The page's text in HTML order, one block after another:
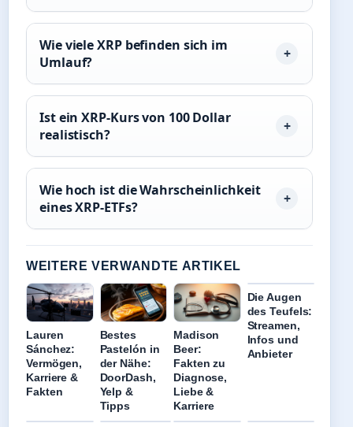
Wie viele XRP befinden sich im
Umlauf?
Ist ein XRP-Kurs von 100 Dollar
realistisch?
Wie hoch ist die Wahrscheinlichkeit
eines XRP-ETFs?
WEITERE VERWANDTE ARTIKEL
Lauren
Sánchez:
Vermögen,
Karriere &
Fakten
Bestes
Pastelón in
der Nähe:
DoorDash,
Yelp &
Tipps
Madison
Beer:
Fakten zu
Diagnose,
Liebe &
Karriere
Die Augen
des Teufels:
Streamen,
Infos und
Anbieter